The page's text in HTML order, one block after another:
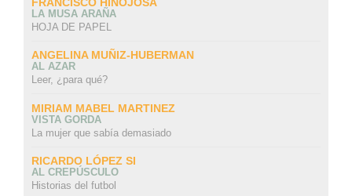
LA MUSA ARAÑA
HOJA DE PAPEL
ANGELINA MUÑIZ-HUBERMAN
AL AZAR
Leer, ¿para qué?
MIRIAM MABEL MARTINEZ
VISTA GORDA
La mujer que sabía demasiado
RICARDO LÓPEZ SI
AL CREPÚSCULO
Historias del futbol